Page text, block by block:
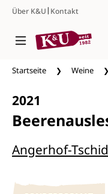
Zum Hauptinhalt
Über K&U| Kontakt
Startseite Weine
2021
Angerhof-